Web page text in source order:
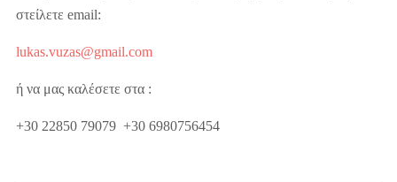
στείλετε email:
lukas.vuzas@gmail.com
ή να μας καλέσετε στα :
+30 22850 79079 +30 6980756454